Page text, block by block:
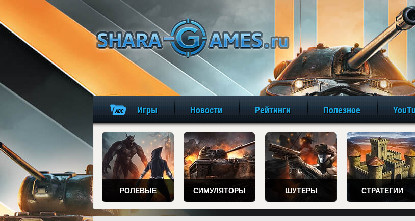
игры
Игры Новости Рейтинги Полезное
РОЛЕВЫЕ СИМУЛЯТОРЫ ШУТЕРЫ СТРАТЕГИИ